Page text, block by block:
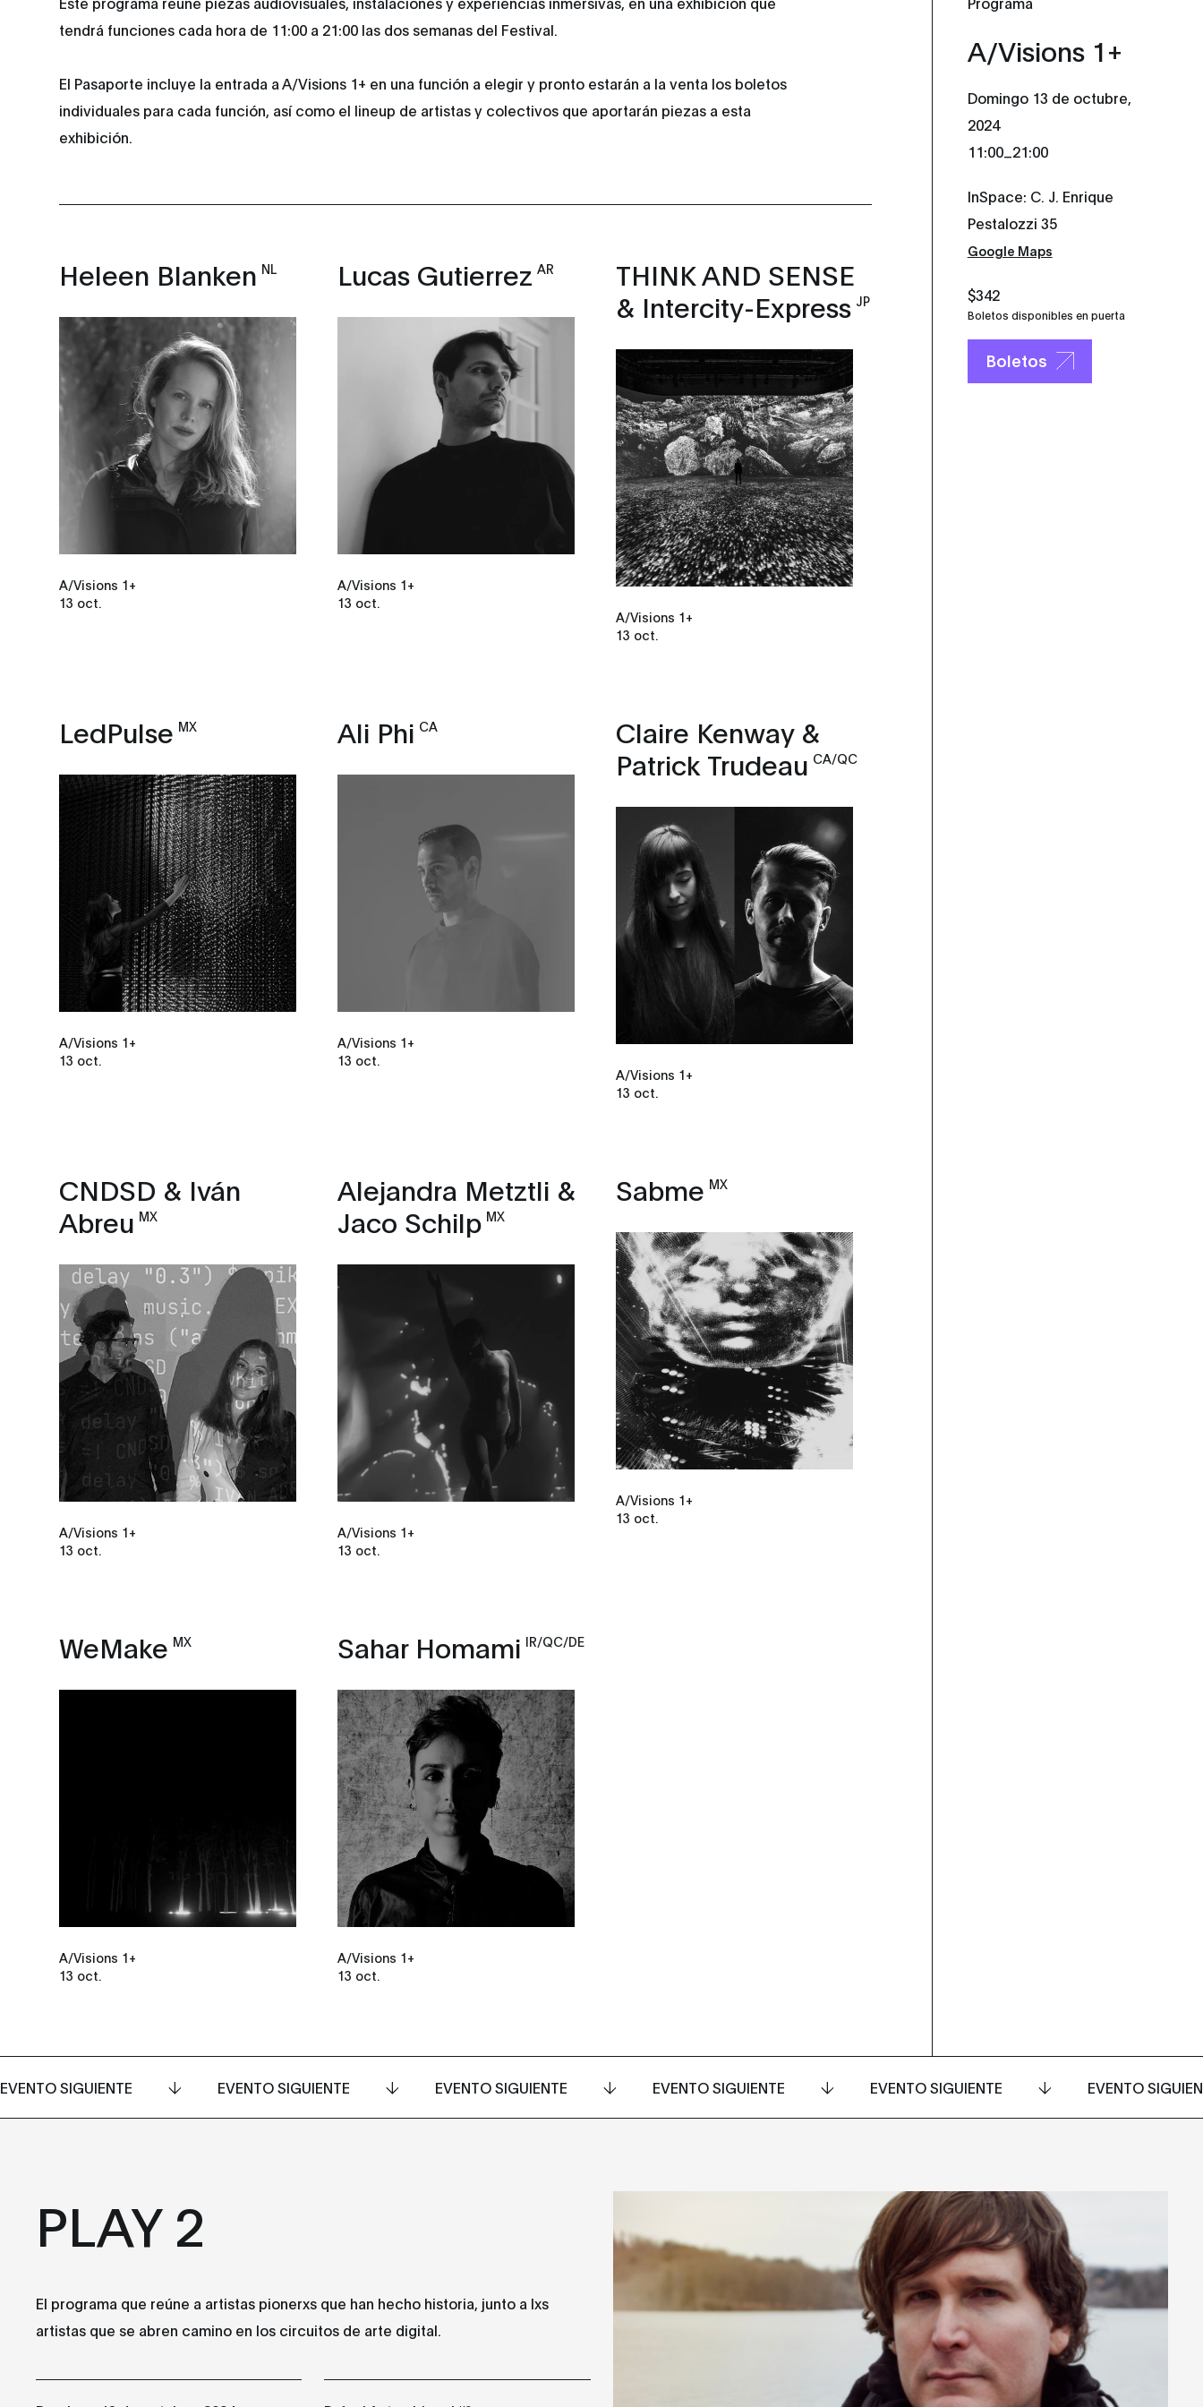
tendrá funciones cada hora de 11:00 a 21:00 las dos semanas del Festival.
El Pasaporte incluye la entrada a A/Visions 1+ en una función a elegir y pronto estarán a la venta los boletos
individuales para cada función, así como el lineup de artistas y colectivos que aportarán piezas a esta
exhibición.
Heleen Blanken NL
A/Visions 1+
13 oct.
Lucas Gutierrez AR
A/Visions 1+
13 oct.
THINK AND SENSE
& Intercity-Express JP
A/Visions 1+
13 oct.
LedPulse MX
A/Visions 1+
13 oct.
Ali Phi CA
A/Visions 1+
13 oct.
Claire Kenway &
Patrick Trudeau CA/QC
A/Visions 1+
13 oct.
CNDSD & Iván
Abreu MX
A/Visions 1+
13 oct.
Alejandra Metztli &
Jaco Schilp MX
A/Visions 1+
13 oct.
Sabme MX
A/Visions 1+
13 oct.
WeMake MX
A/Visions 1+
13 oct.
Sahar Homami IR/QC/DE
A/Visions 1+
13 oct.
A/Visions 1+
Domingo 13 de octubre,
2024
11:00_ 21:00
InSpace: C. J. Enrique
Pestalozzi 35
Google Maps
$342
Boletos disponibles en puerta
Boletos
EVENTO SIGUIENTE EVENTO SIGUIENTE EVENTO SIGUIENTE EVENTO SIGUIENTE EVENTO SIGUIENTE EVENTO
PLAY 2
El programa que reúne a artistas pionerxs que han hecho historia, junto a Ixs
artistas que se abren camino en los circuitos de arte digital.